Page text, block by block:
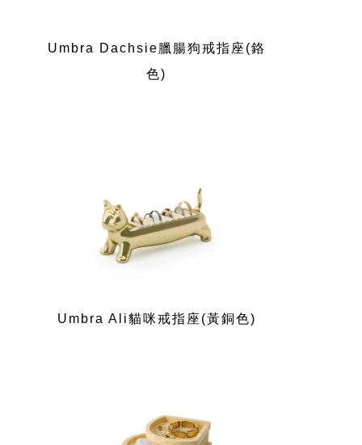
Umbra Dachsie臘腸狗戒指座(鉻
色)
Umbra Ali貓咪戒指座(黃銅色)